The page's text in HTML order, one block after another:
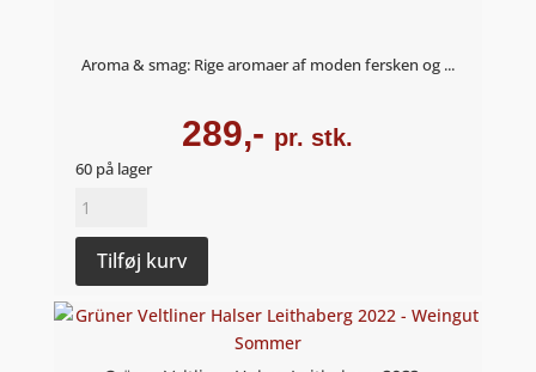
Aroma & smag: Rige aromaer af moden fersken og ...
289,- pr. stk.
60 på lager
Riesling
2021
-
Weingut
antal
Tilføj kurv